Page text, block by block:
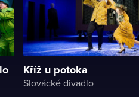
Kříž u potoka
Slovácké divadlo